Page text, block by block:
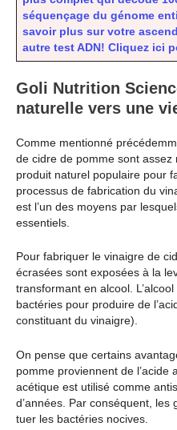
séquençage du génome
savoir plus sur votre
autre test ADN! Cliquez ici
Goli Nutrition
naturelle vers une
Comme mentionné
de cidre de pomme sont
produit naturel populaire pour
processus de fabrication du
est l’un des moyens par
essentiels.
Pour fabriquer le vinaigre de
écrasées sont exposées à la
transformant en alcool.
bactéries pour produire de
constituant du vinaigre).
On pense que certains
pomme proviennent de l’acide
acétique est utilisé comme
d’années. Par conséquent, les
tuer les bactéries nocives.